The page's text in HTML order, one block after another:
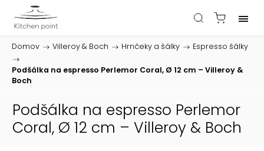
Domov / Villeroy & Boch / Hrnčeky a šálky /
Espresso šálky
/
Podšálka na espresso Perlemor Coral, Ø 12 cm – Villeroy &
Boch
Podšálka na espresso Perlemor
Coral, Ø 12 cm – Villeroy & Boch